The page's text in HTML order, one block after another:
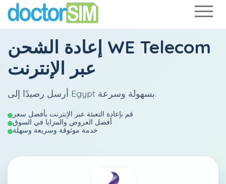
WE Telecom
عبر الإنترنت
أرسل رصيدًا إلى Egypt بسهولة وسرعة.
قم بإعادة التعبئة عبر الإنترنت بأفضل سعر
أفضل العروض والمزايا في السوق
خدمة موثوقة وسريعة وسهلة